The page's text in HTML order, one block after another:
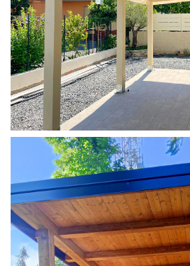
PERGOLA ADOSSATA